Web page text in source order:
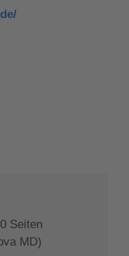
Seiten
MD)